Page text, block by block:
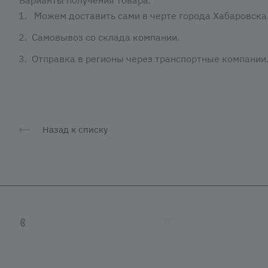
Можем доставить сами в черте города Хабаровска.
Самовывоз со склада компании.
Отправка в регионы через транспортные компании.
Назад к списку